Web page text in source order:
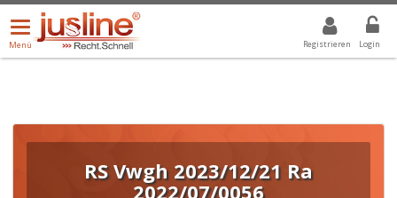
Registrieren Login
Menü
öffnen/schließen
Menü
ALLE DROPDOWN: GEWÄHLTER WERT IST ALLE
RS Vwgh 2023/12/21 Ra
2022/07/0056